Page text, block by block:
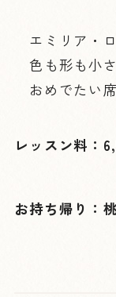
エミリア・
色も形も小
おめでたい
レッスン料：
お持ち帰り：